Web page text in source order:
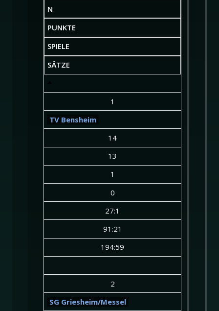
N
PUNKTE
SPIELE
SÄTZE
1
TV Bensheim
14
13
1
0
27:1
91:21
194:59
2
SG Griesheim/Messel